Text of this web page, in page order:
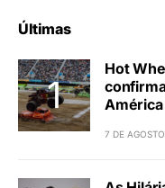
Últimas
Hot
América
7 DE